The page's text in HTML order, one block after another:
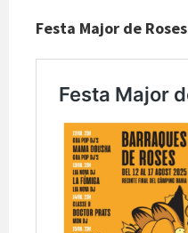
Festa Major de Roses